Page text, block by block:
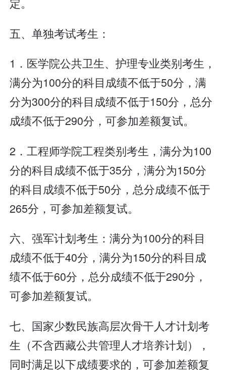
五、单独考试考生：
1．医学院公共卫生、护理专业类别考生，
满分为100分的科目成绩不低于50分，满
分为300分的科目成绩不低于150分，总分
成绩不低于290分，可参加差额复试。
2．工程师学院工程类别考生，满分为100
分的科目成绩不低于35分，满分为150分
的科目成绩不低于50分，总分成绩不低于
265分，可参加差额复试。
六、强军计划考生：满分为100分的科目
成绩不低于40分，满分为150分的科目成
绩不低于60分，总分成绩不低于290分，
可参加差额复试。
七、国家少数民族高层次骨干人才计划考
生（不含西藏公共管理人才培养计划），
同时满足以下成绩要求的，可参加差额复